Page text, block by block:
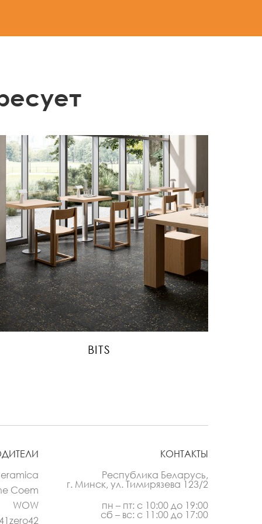
BITS
Coem
WOW
КОНТАКТЫ
Республика Беларусь,
г. Минск, ул. Тимирязева 123/2
пн – пт: с 10:00 до 19:00
сб – вс: с 11:00 до 17:00